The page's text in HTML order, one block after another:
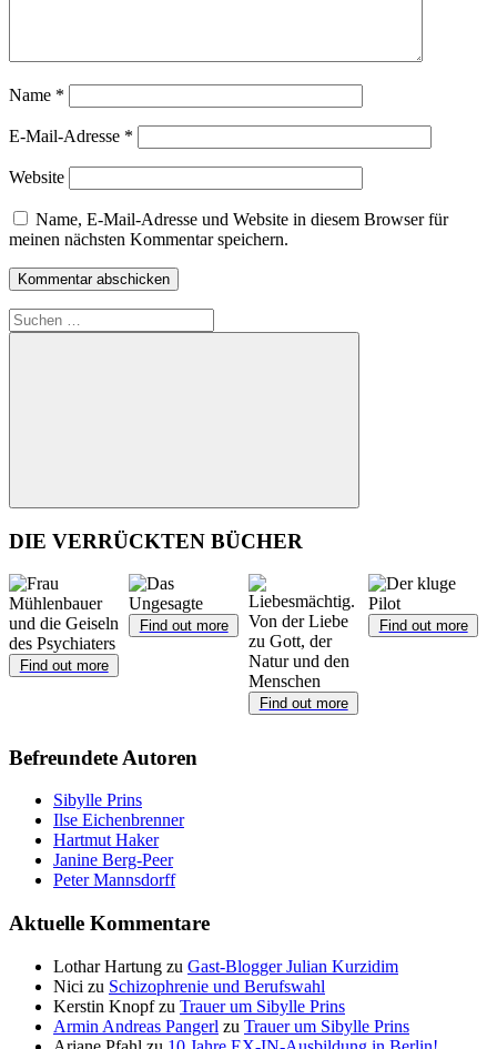
Name *
E-Mail-Adresse *
Website
Name, E-Mail-Adresse und Website in diesem Browser für
meinen nächsten Kommentar speichern.
Suchen
nach:
Suchen
DIE VERRÜCKTEN BÜCHER
Find out more
Find out more
Find out more
Find out more
Befreundete Autoren
Sibylle Prins
Ilse Eichenbrenner
Hartmut Haker
Janine Berg-Peer
Peter Mannsdorff
Aktuelle Kommentare
Lothar Hartung zu Gast-Blogger Julian Kurzidim
Nici zu Schizophrenie und Berufswahl
Kerstin Knopfzu Trauer um Sibylle Prins
Armin Andreas Pangerl zu Trauer um Sibylle Prins